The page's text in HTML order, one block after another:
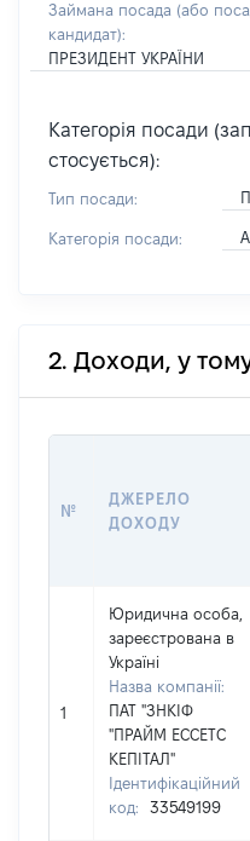
Займана посада (або
кандидат):
ПРЕЗИДЕНТ УКРАЇНИ
Категорія посади
стосується):
Тип посади:
Категорія посади: А
2. Доходи, у
№
ДЖЕРЕЛО
ДОХОДУ
1
Юридична особа,
зареєстрована в
Україні
Назва компанії:
ПАТ "ЗНКІФ
"ПРАЙМ ЕССЕТС
КЕПІТАЛ"
Ідентифікаційний
код:
33549199